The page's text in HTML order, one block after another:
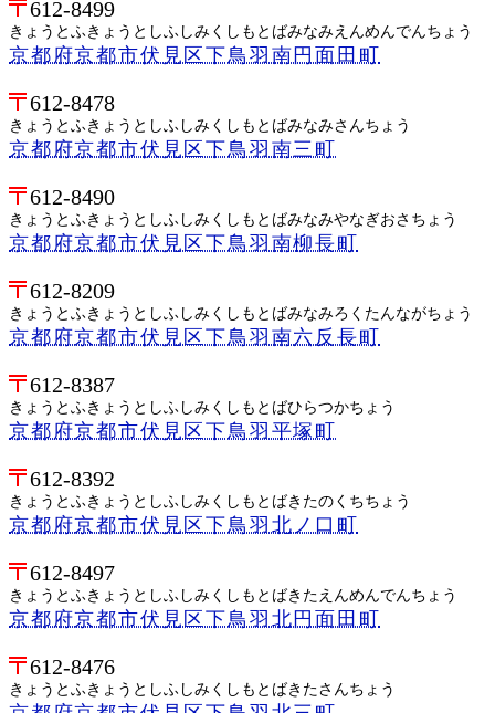
612-8499
きょうとふきょうとしふしみくしもとばみなみえんめんでんちょう
京都府京都市伏見区下鳥羽南円面田町
612-8478
きょうとふきょうとしふしみくしもとばみなみさんちょう
京都府京都市伏見区下鳥羽南三町
612-8490
きょうとふきょうとしふしみくしもとばみなみやなぎおさちょう
京都府京都市伏見区下鳥羽南柳長町
612-8209
きょうとふきょうとしふしみくしもとばみなみろくたんながちょう
京都府京都市伏見区下鳥羽南六反長町
612-8387
きょうとふきょうとしふしみくしもとばひらつかちょう
京都府京都市伏見区下鳥羽平塚町
612-8392
きょうとふきょうとしふしみくしもとばきたのくちちょう
京都府京都市伏見区下鳥羽北ノ口町
612-8497
きょうとふきょうとしふしみくしもとばきたえんめんでんちょう
京都府京都市伏見区下鳥羽北円面田町
612-8476
きょうとふきょうとしふしみくしもとばきたさんちょう